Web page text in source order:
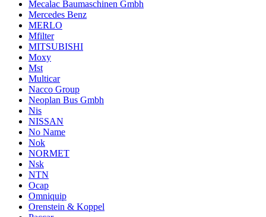
Mecalac Baumaschinen Gmbh
Mercedes Benz
MERLO
Mfilter
MITSUBISHI
Moxy
Mst
Multicar
Nacco Group
Neoplan Bus Gmbh
Nis
NISSAN
No Name
Nok
NORMET
Nsk
NTN
Ocap
Omniquip
Orenstein & Koppel